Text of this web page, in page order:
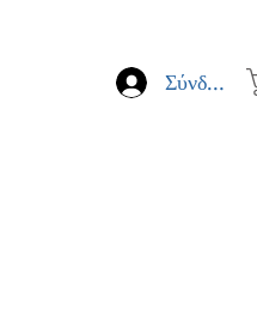
Σύνδεση